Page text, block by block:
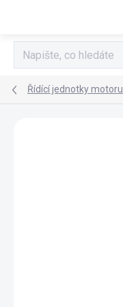
Řídící jednotky motoru